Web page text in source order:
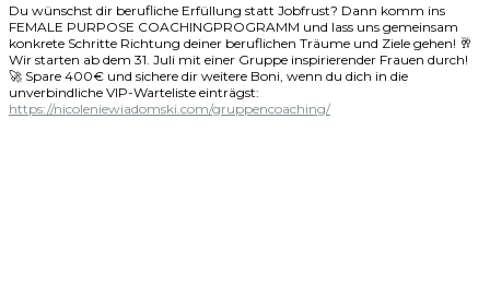
Du wünschst dir berufliche Erfüllung statt Jobfrust? Dann komm ins
FEMALE PURPOSE COACHINGPROGRAMM und lass uns gemeinsam
konkrete Schritte Richtung deiner beruflichen Träume und Ziele gehen! 🥂
Wir starten ab dem 31. Juli mit einer Gruppe inspirierender Frauen durch!
🚀 Spare 400€ und sichere dir weitere Boni, wenn du dich in die
unverbindliche VIP-Warteliste einträgst:
https://nicoleniewiadomski.com/gruppencoaching/